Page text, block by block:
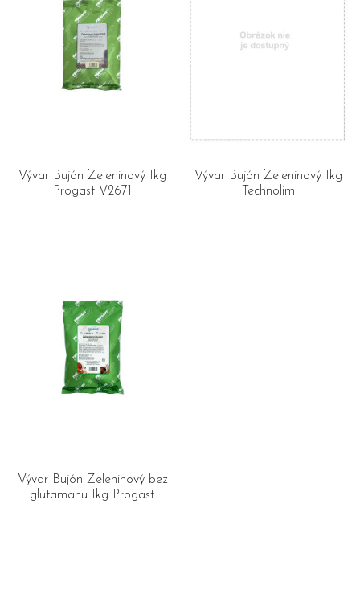
Vývar Bujón Zeleninový 1kg
Progast V2671
Vývar Bujón Zeleninový 1kg
Technolim
Vývar Bujón Zeleninový bez
glutamanu 1kg Progast